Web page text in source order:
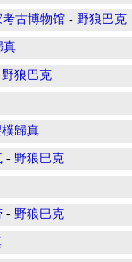
古博物馆 - 野狼巴克
真
野狼巴克
歸真
- 野狼巴克
- 野狼巴克